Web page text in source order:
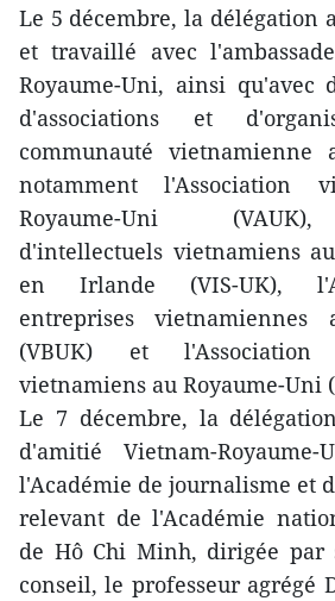
Le 5 décembre, la délégation
et travaillé avec
Royaume-Uni, ainsi qu'avec
d'associations et
communauté vietnamienne
notamment l'Association
Royaume-Uni
d'intellectuels vietnamiens
en Irlande (VIS-UK),
entreprises vietnamiennes
(VBUK) et
vietnamiens au Royaume-Uni
Le 7 décembre, la
d'amitié Vietnam-
l'Académie de journalisme et
relevant de l'Académie
de Hô Chi Minh, dirigée par
conseil, le professeur agrégé